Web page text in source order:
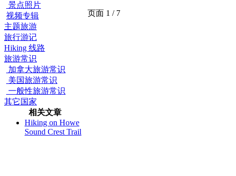
景点照片
视频专辑
主题旅游
旅行游记
Hiking 线路
旅游常识
加拿大旅游常识
美国旅游常识
一般性旅游常识
其它国家
相关文章
Hiking on Howe
Sound Crest Trail
页面 1 / 7